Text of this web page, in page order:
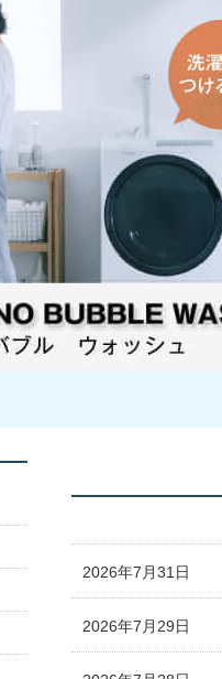
2026年7月31日
2026年7月29日